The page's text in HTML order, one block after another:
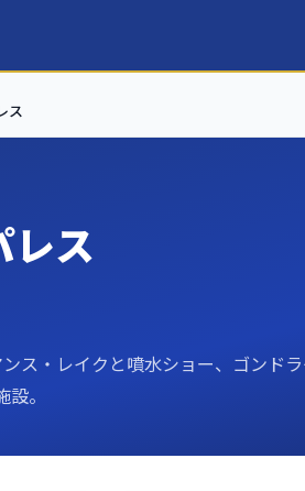
ス
レス
ス・レイクと噴水ショー、ゴンド
。